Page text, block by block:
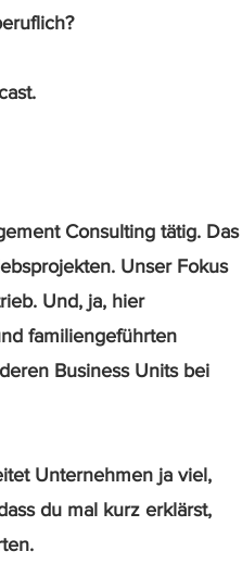
Consulting tätig. Das
Unser Fokus
Und, ja, hier
familiengeführten
Business Units bei
Unternehmen ja viel,
du mal kurz erklärst,